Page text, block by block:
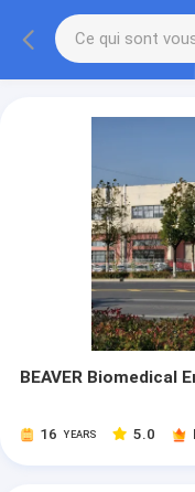
BEAVER Biomedical
16 YEARS 5.0